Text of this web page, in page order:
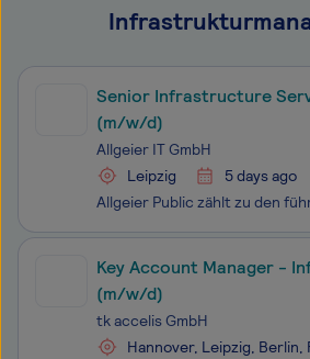
Senior Infrastructure
(m/w/d)
Allgeier IT GmbH
Leipzig
5 days ago
Key Account Manager -
(m/w/d)
tk accelis GmbH
Hannover, Leipzig,